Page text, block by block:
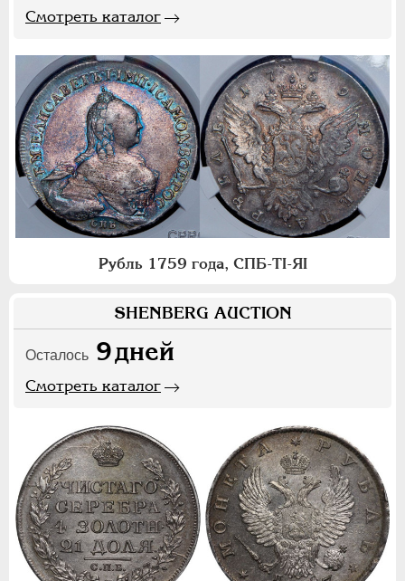
Смотреть каталог
Рубль 1759 года, СПБ-ТI-ЯI
SHENBERG AUCTION
Осталось 9дней
Смотреть каталог